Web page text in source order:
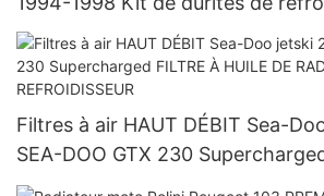
silicone
Filtres à air HAUT DÉBIT Sea-
SEA-DOO GTX 230
HUILE DE RADIATEUR DE